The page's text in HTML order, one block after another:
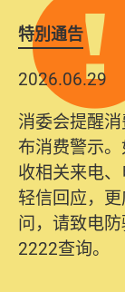
特別通告
2026.06.29
消委会提醒
布消费警示
收相关来电
轻信回应，
问，请致电
2222查询。